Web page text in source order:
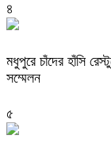
৪
মধুপুরে চাঁদের হাঁসি
সম্মেলন
৫